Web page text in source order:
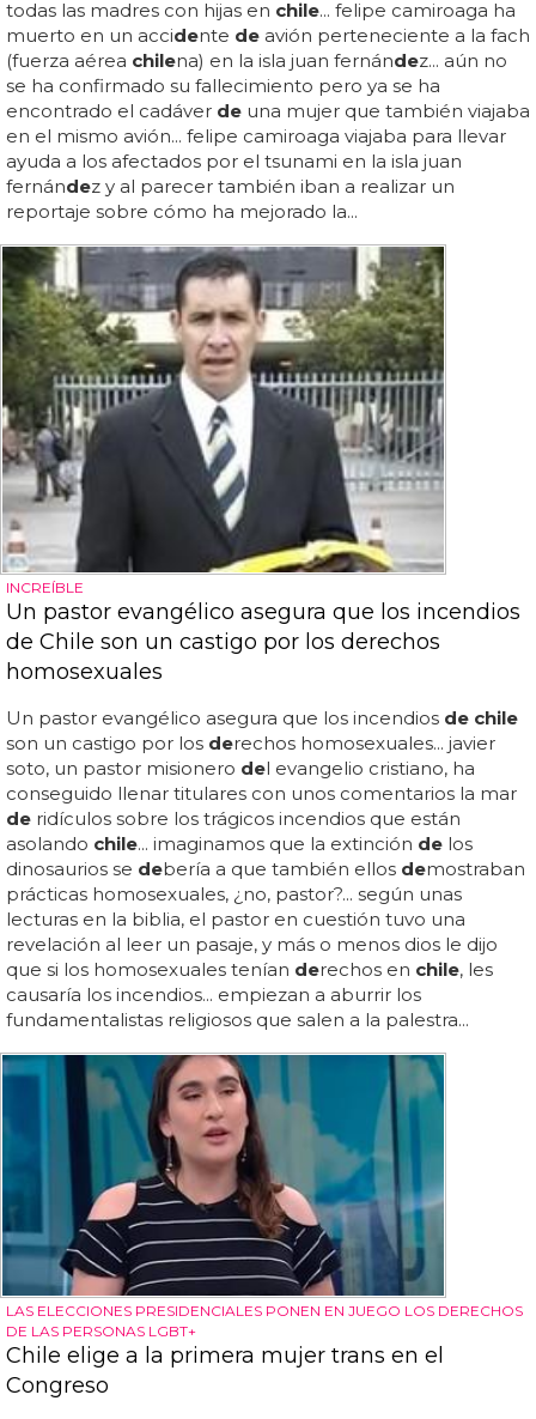
todas las madres con hijas en chile... felipe camiroaga ha
muerto en un accidente de avión perteneciente a la fach
(fuerza aérea chilena) en la isla juan fernández... aún no
se ha confirmado su fallecimiento pero ya se ha
encontrado el cadáver de una mujer que también viajaba
en el mismo avión... felipe camiroaga viajaba para llevar
ayuda a los afectados por el tsunami en la isla juan
fernández y al parecer también iban a realizar un
reportaje sobre cómo ha mejorado la...
INCREÍBLE
Un pastor evangélico asegura que los incendios
de Chile son un castigo por los derechos
homosexuales
Un pastor evangélico asegura que los incendios de chile
son un castigo por los derechos homosexuales... javier
soto, un pastor misionero del evangelio cristiano, ha
conseguido llenar titulares con unos comentarios la mar
de ridículos sobre los trágicos incendios que están
asolando chile... imaginamos que la extinción de los
dinosaurios se debería a que también ellos demostraban
prácticas homosexuales, ¿no, pastor?... según unas
lecturas en la biblia, el pastor en cuestión tuvo una
revelación al leer un pasaje, y más o menos dios le dijo
que si los homosexuales tenían derechos en chile, les
causaría los incendios... empiezan a aburrir los
fundamentalistas religiosos que salen a la palestra...
LAS ELECCIONES PRESIDENCIALES PONEN EN JUEGO LOS DERECHOS
DE LAS PERSONAS LGBT+
Chile elige a la primera mujer trans en el
Congreso